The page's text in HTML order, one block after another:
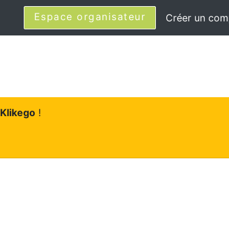
Espace organisateur Créer un
Klikego!